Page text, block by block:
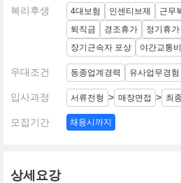
복리후생 4대보험 인센티브제 근무
퇴직금
경조휴가 정기휴가
장기근속자 포상
야간교통
우대조건 동종업계경력 유사업무경
입사과정 서류전형 > 매장면접 > 최
모집기간 채용시까지
상세요강